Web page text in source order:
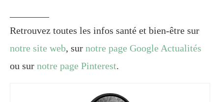
Retrouvez toutes les infos santé et bien-être sur
notre site web, sur notre page Google Actualités
ou sur notre page Pinterest.